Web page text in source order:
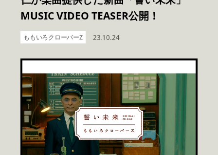
MUSIC VIDEO TEASER公開！
ももいろクローバーZ 23.10.24